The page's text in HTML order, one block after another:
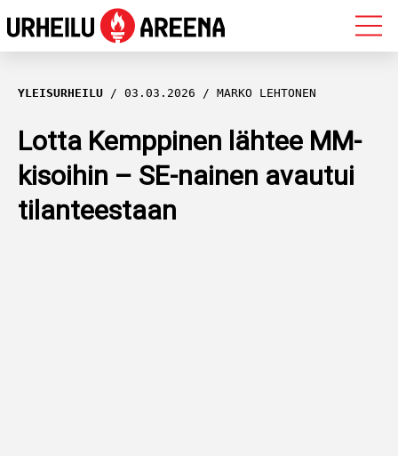
OLYMPIALAISET
MAASTOHIIHTO
AMPUMAHIIHTO
YLEISURHEILU
YLEISURHEILU 03.03.2026 MARKO LEHTONEN
Lotta Kemppinen lähtee MM-
kisoihin – SE-nainen avautui
tilanteestaan